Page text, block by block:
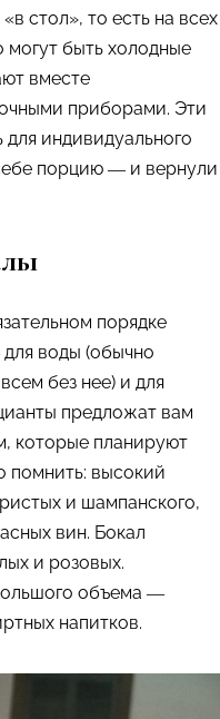
стол», то есть на всех
могут быть холодные
вместе
приборами. Эти
индивидуального
порцию — и вернули
порядке
воды (обычно
без нее) и для
предложат вам
которые планируют
помнить: высокий
и шампанского,
вин. Бокал
и розовых.
объема —
напитков.